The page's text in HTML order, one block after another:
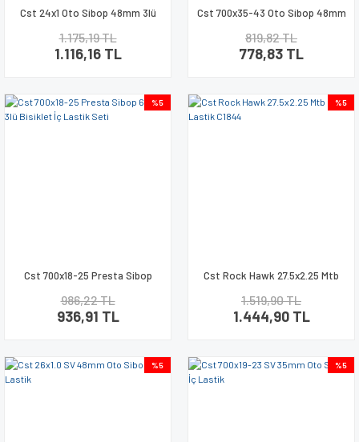
Cst 24x1 Oto Sibop 48mm 3lü
Seti
1.175,19 TL
1.116,16 TL
Cst 700x35-43 Oto Sibop 48mm
819,82 TL
778,83 TL
%5
Cst 700x18-25 Presta Sibop
986,22 TL
936,91 TL
%5
Cst Rock Hawk 27.5x2.25 Mtb
1.519,90 TL
1.444,90 TL
%5 %5